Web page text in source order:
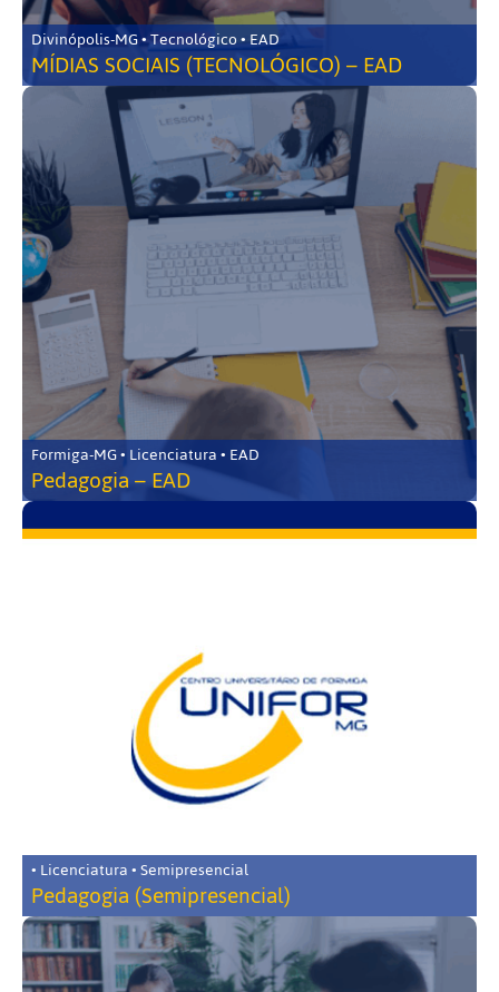
Divinópolis-MG • Tecnológico • EAD
MÍDIAS SOCIAIS (TECNOLÓGICO) – EAD
Formiga-MG • Licenciatura • EAD
Pedagogia – EAD
• Licenciatura • Semipresencial
Pedagogia (Semipresencial)